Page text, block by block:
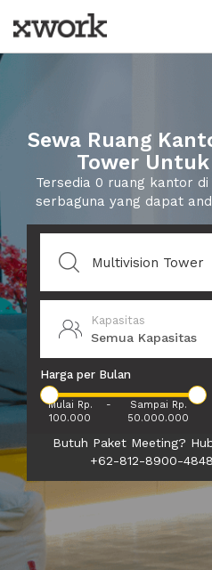
Sewa Ruang
Tower
Tersedia 0 ruang kantor
serbaguna yang dapat
Kapasitas
Semua Kapasitas
Harga per Bulan
Mulai Rp.
100.000
-
Sampai Rp.
50.000.000
Butuh Paket Meeting?
+62-812-8900-